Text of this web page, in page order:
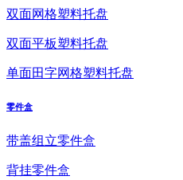
双面网格塑料托盘
双面平板塑料托盘
单面田字网格塑料托盘
零件盒
带盖组立零件盒
背挂零件盒